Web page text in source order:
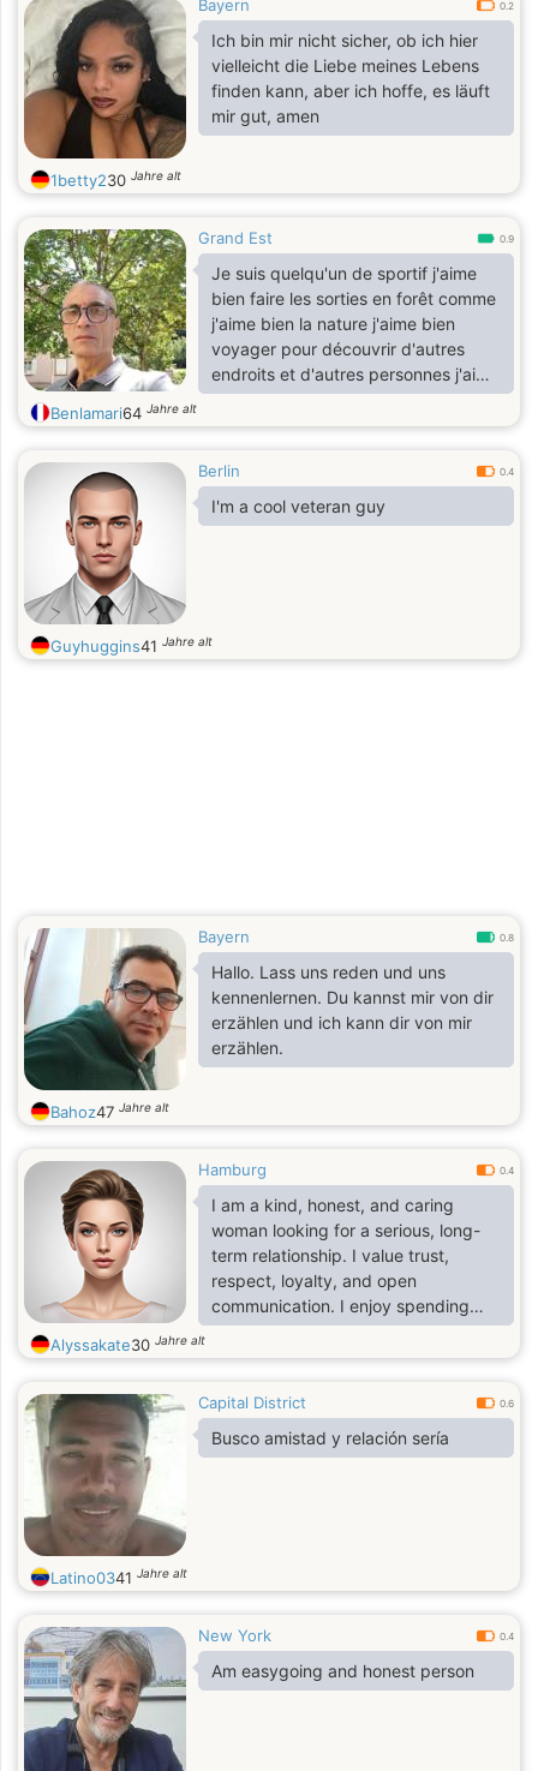
Bayern 0.2
Ich bin mir nicht sicher, ob ich hier
vielleicht die Liebe meines Lebens
finden kann, aber ich hoffe, es läuft
mir gut, amen
1betty230 Jahre alt
Grand Est 0.9
Je suis quelqu'un de sportif j'aime
bien faire les sorties en forêt comme
j'aime bien la nature j'aime bien
voyager pour découvrir d'autres
endroits et d'autres personnes j'aime
bien faire des sorties avec des amis
pour faire des jeux de société je suis
et généreux reux honnête et sincère
est sérieux
Benlamari64 Jahre alt
Berlin 0.4
I'm a cool veteran guy
Guyhuggins41 Jahre alt
Bayern 0.8
Hallo. Lass uns reden und uns
kennenlernen. Du kannst mir von dir
erzählen und ich kann dir von mir
erzählen.
Bahoz47 Jahre alt
Hamburg 0.4
I am a kind, honest, and caring
woman looking for a serious, long-
term relationship. I value trust,
respect, loyalty, and open
communication. I enjoy spending
quality time with the people I care
about and believe the best
and mutual support. I'm hoping to
meet a sincere man who is ready for
a committed relationship and wants
Alyssakate30 Jahre alt
Capital District 0.6
Busco amistad y relación sería
Latino0341 Jahre alt
New York 0.4
Am easygoing and honest person